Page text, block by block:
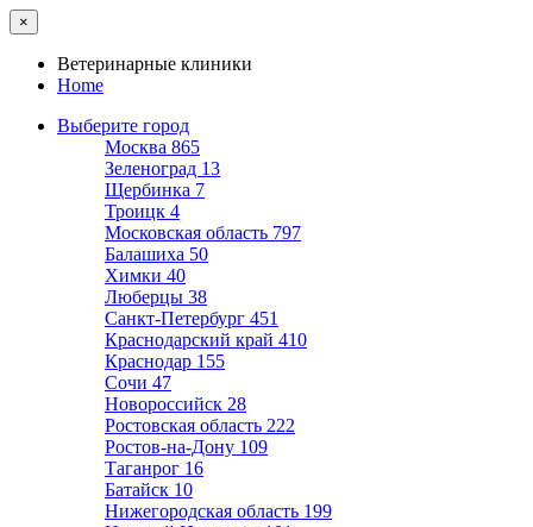
×
Ветеринарные клиники
Home
Выберите город
Москва 865
Зеленоград 13
Щербинка 7
Троицк 4
Московская область 797
Балашиха 50
Химки 40
Люберцы 38
Санкт-Петербург 451
Краснодарский край 410
Краснодар 155
Сочи 47
Новороссийск 28
Ростовская область 222
Ростов-на-Дону 109
Таганрог 16
Батайск 10
Нижегородская область 199